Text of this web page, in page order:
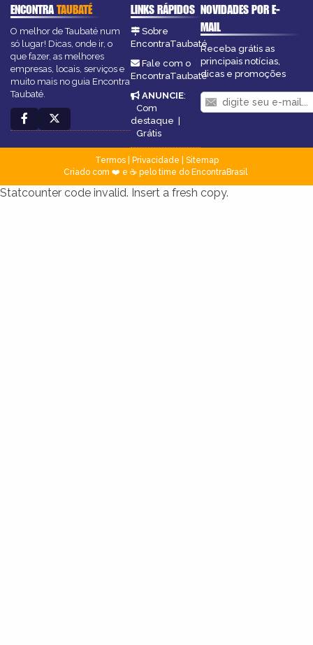
ENCONTRATAUBATÉ
O melhor de Taubaté num
só lugar! Dicas, onde ir, o
que fazer, as melhores
empresas, locais, serviços e
muito mais no guia Encontra
Taubaté.
LINKS RÁPIDOS
Sobre
EncontraTaubaté
Fale com o
EncontraTaubaté
ANUNCIE:
Com
destaque |
Grátis
NOVIDADES POR E-
MAIL
Receba grátis as
principais notícias,
dicas e promoções
Termos| Privacidade
Sitemap
Criado com ❤️ e ☕ pelo time do EncontraBrasil
Statcounter code invalid. Insert a fresh copy.